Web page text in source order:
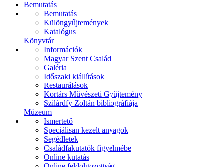
Bemutatás
Bemutatás
Különgyűjtemények
Katalógus
Könyvtár
Információk
Magyar Szent Család
Galéria
Időszaki kiállítások
Restaurálások
Kortárs Művészeti Gyűjtemény
Szilárdfy Zoltán bibliográfiája
Múzeum
Ismertető
Speciálisan kezelt anyagok
Segédletek
Családfakutatók figyelmébe
Online kutatás